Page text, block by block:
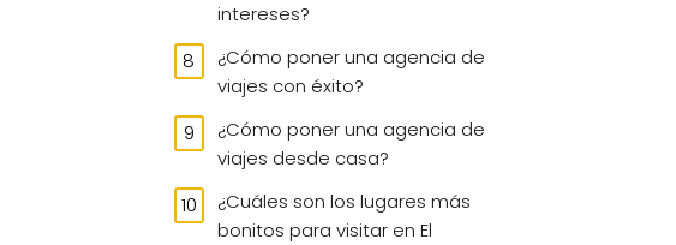
intereses?
¿Cómo poner una agencia de
viajes con éxito?
¿Cómo poner una agencia de
viajes desde casa?
¿Cuáles son los lugares más
bonitos para visitar en El